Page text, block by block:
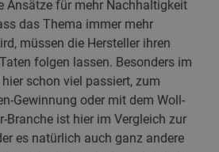
Ansätze für mehr Nachhaltigkeit
das Thema immer mehr
müssen die Hersteller ihren
folgen lassen. Besonders im
schon viel passiert, zum
Gewinnung oder mit dem Woll-
Branche ist hier im Vergleich zur
es natürlich auch ganz andere